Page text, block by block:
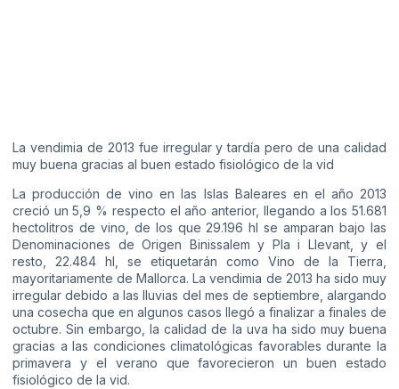
La vendimia de 2013 fue irregular y tardía pero de una calidad
muy buena gracias al buen estado fisiológico de la vid
La producción de vino en las Islas Baleares en el año 2013
creció un 5,9 % respecto el año anterior, llegando a los 51.681
hectolitros de vino, de los que 29.196 hl se amparan bajo las
Denominaciones de Origen Binissalem y Pla i Llevant, y el
resto, 22.484 hl, se etiquetarán como Vino de la Tierra,
mayoritariamente de Mallorca. La vendimia de 2013 ha sido muy
irregular debido a las lluvias del mes de septiembre, alargando
una cosecha que en algunos casos llegó a finalizar a finales de
octubre. Sin embargo, la calidad de la uva ha sido muy buena
gracias a las condiciones climatológicas favorables durante la
primavera y el verano que favorecieron un buen estado
fisiológico de la vid.